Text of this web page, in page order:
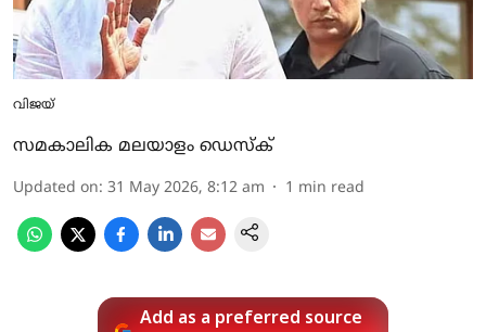
വിജയ്
സമകാലിക മലയാളം ഡെസ്ക്
Updated on: 31 May 2026, 8:12 am 1 min read
Add as a preferred source